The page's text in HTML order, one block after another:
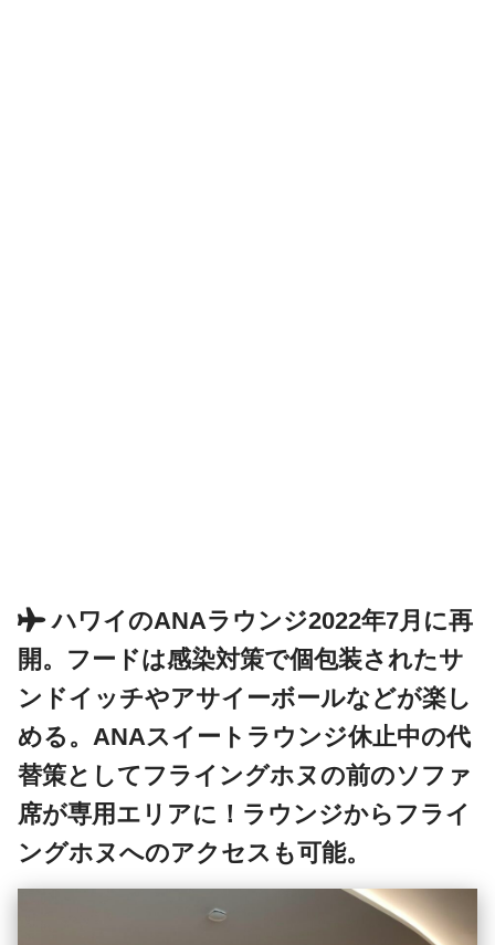
ハワイのANAラウンジ2022年7月に再
開。フードは感染対策で個包装されたサ
ンドイッチやアサイーボールなどが楽し
める。ANAスイートラウンジ休止中の代
替策としてフライングホヌの前のソファ
席が専用エリアに！ラウンジからフライ
ングホヌへのアクセスも可能。